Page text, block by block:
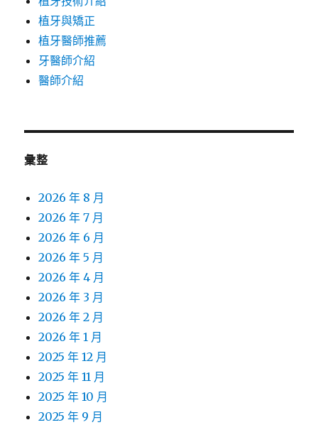
植牙與矯正
植牙醫師推薦
牙醫師介紹
醫師介紹
彙整
2026 年 8 月
2026 年 7 月
2026 年 6 月
2026 年 5 月
2026 年 4 月
2026 年 3 月
2026 年 2 月
2026 年 1 月
2025 年 12 月
2025 年 11 月
2025 年 10 月
2025 年 9 月